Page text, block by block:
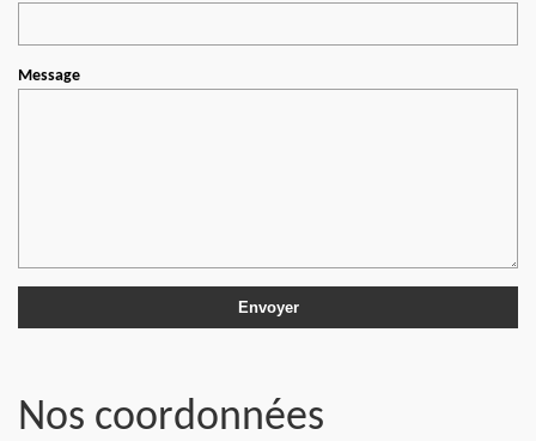
Message
Nos coordonnées